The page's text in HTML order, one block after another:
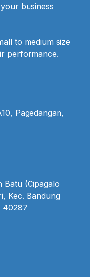
business
to medium size
performance.
Pagedangan,
Batu (Cipagalo
Kec. Bandung
40287